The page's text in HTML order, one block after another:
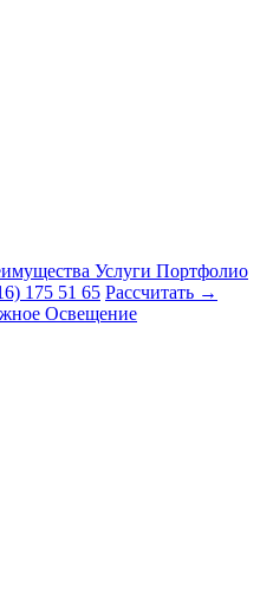
Услуги Портфолио
175 51 65 Рассчитать →
Освещение